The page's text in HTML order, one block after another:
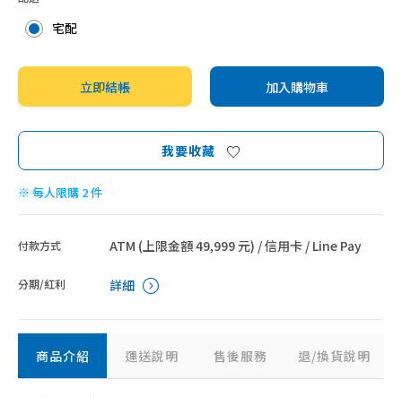
宅配
立即結帳 加入購物車
我要收藏
※ 每人限購 2 件
付款方式 ATM (上限金額 49,999 元) / 信用卡 / Line Pay
分期/紅利 詳細
商品介紹 運送說明 售後服務 退/換貨說明